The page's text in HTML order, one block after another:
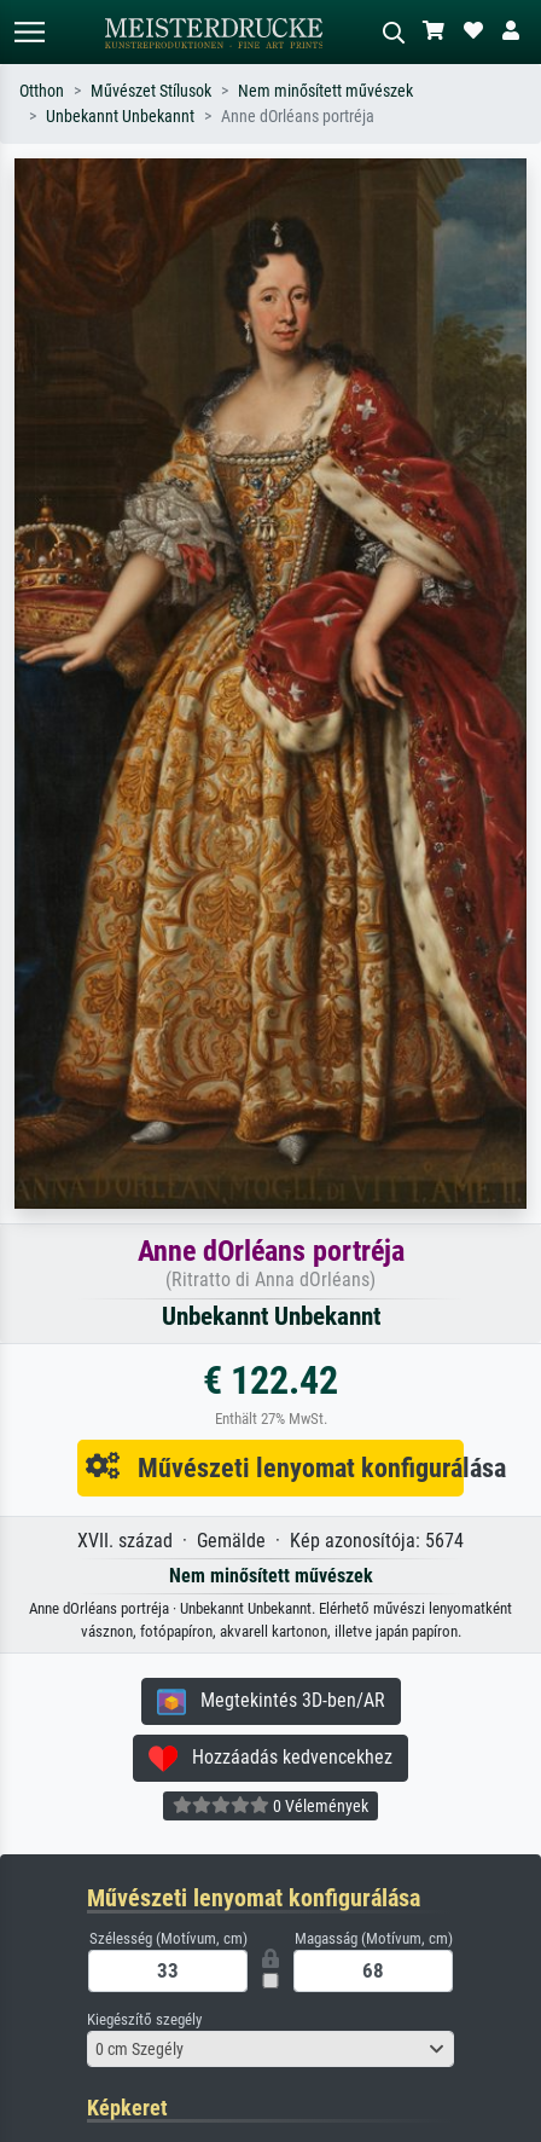
Keressen művész, műcím vagy stílus
szerint – pl. Monet, Csillagos éj,
impresszionizmus, Hokusai-hullám,
Írja le a jelenetet – pl. zöld rét, sok
piros absztrakt, sötét olajkép, álló akt
egy fa mellett.
Otthon Művészet Stílusok
Nem minősített művészek
Unbekannt Unbekannt
Anne dOrléans portréja
Anne dOrléans portréja
(Ritratto di Anna dOrléans)
Unbekannt Unbekannt
€ 122.42
Enthält 27% MwSt.
Művészeti lenyomat konfigurálása
XVII. század · Gemälde · Kép azonosítója: 5674
Nem minősített művészek
Anne dOrléans portréja · Unbekannt Unbekannt. Elérhető művészi lenyomatként
vásznon, fotópapíron, akvarell kartonon, illetve japán papíron.
Megtekintés 3D-ben/AR
Hozzáadás kedvencekhez
0 Vélemények
Művészeti lenyomat konfigurálása
Szélesség (Motívum, cm) Magasság (Motívum, cm)
Kiegészítő szegély
0 cm Szegély
Képkeret